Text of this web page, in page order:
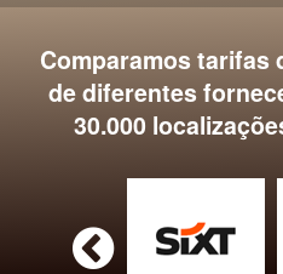
Comparamos tarifas
de diferentes
30.000
